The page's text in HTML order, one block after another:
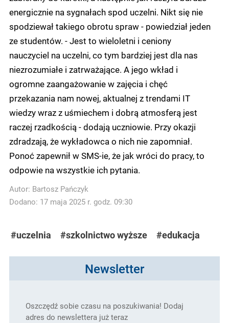
energicznie na sygnałach spod uczelni. Nikt się nie
spodziewał takiego obrotu spraw - powiedział jeden
ze studentów. - Jest to wieloletni i ceniony
nauczyciel na uczelni, co tym bardziej jest dla nas
niezrozumiałe i zatrważające. A jego wkład i
ogromne zaangażowanie w zajęcia i chęć
przekazania nam nowej, aktualnej z trendami IT
wiedzy wraz z uśmiechem i dobrą atmosferą jest
raczej rzadkością - dodają uczniowie. Przy okazji
zdradzają, że wykładowca o nich nie zapomniał.
Ponoć zapewnił w SMS-ie, że jak wróci do pracy, to
odpowie na wszystkie ich pytania.
Autor: Bartosz Pańczyk
Dodano: 17 maja 2025 r. godz. 09:30
#uczelnia #szkolnictwo wyższe #edukacja
Newsletter
Oszczędź sobie czasu na poszukiwania! Dodaj
adres do newslettera już teraz